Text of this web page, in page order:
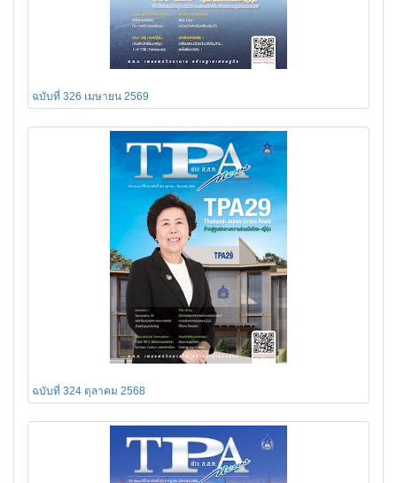
ฉบับที่ 326 เมษายน 2569
ฉบับที่ 324 ตุลาคม 2568